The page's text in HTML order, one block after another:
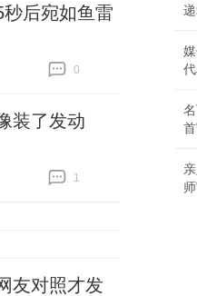
后宛如鱼雷
0
装了发动
1
友对照才发